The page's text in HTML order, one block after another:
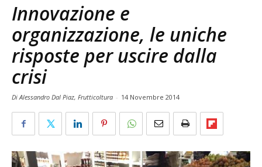
Innovazione e
organizzazione, le uniche
risposte per uscire dalla
crisi
Di Alessandro Dal Piaz, Frutticoltura - 14 Novembre 2014